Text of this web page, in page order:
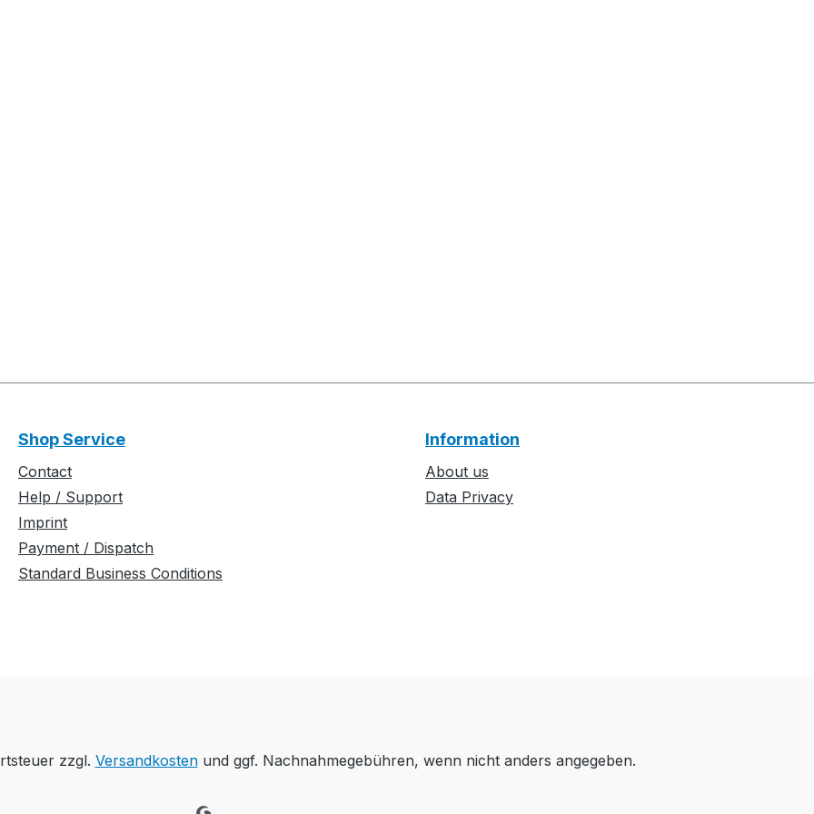
Shop Service
Contact
Help / Support
Imprint
Payment / Dispatch
Standard Business Conditions
Information
About us
Data Privacy
zzgl. Versandkostenund ggf. Nachnahmegebühren, wenn nicht anders angegeben.